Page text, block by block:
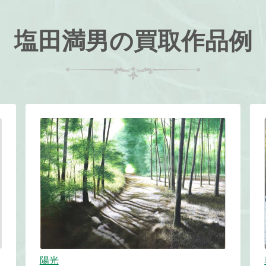
塩田満男の買取作品例
陽光